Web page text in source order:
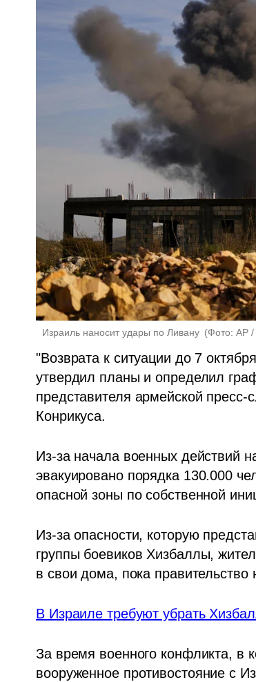
Израиль наносит удары по Ливану (Фото: AP
"Возврата к ситуации до 7
утвердил планы и определил
представителя армейской
Конрикуса.
Из-за начала военных действий
эвакуировано порядка 130.000
опасной зоны по собственной
Из-за опасности, которую
группы боевиков Хизбаллы,
в свои дома, пока
В Израиле требуют убрать
За время военного конфликта,
вооруженное противостояние с